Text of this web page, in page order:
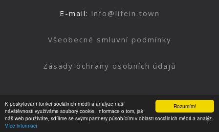
Rozumím!
K poskytování funkcí sociálních médií a analýze naší
návštěvnosti využíváme soubory cookie. Informace o tom, jak
náš web používáte, sdílíme se svými partnery působícími v oblasti sociálních médií a analýz.
Více informací
E-mail: info@lifein.town
Všeobecné smluvní podmínky
Zásady ochrany osobních údajů
Nahoru